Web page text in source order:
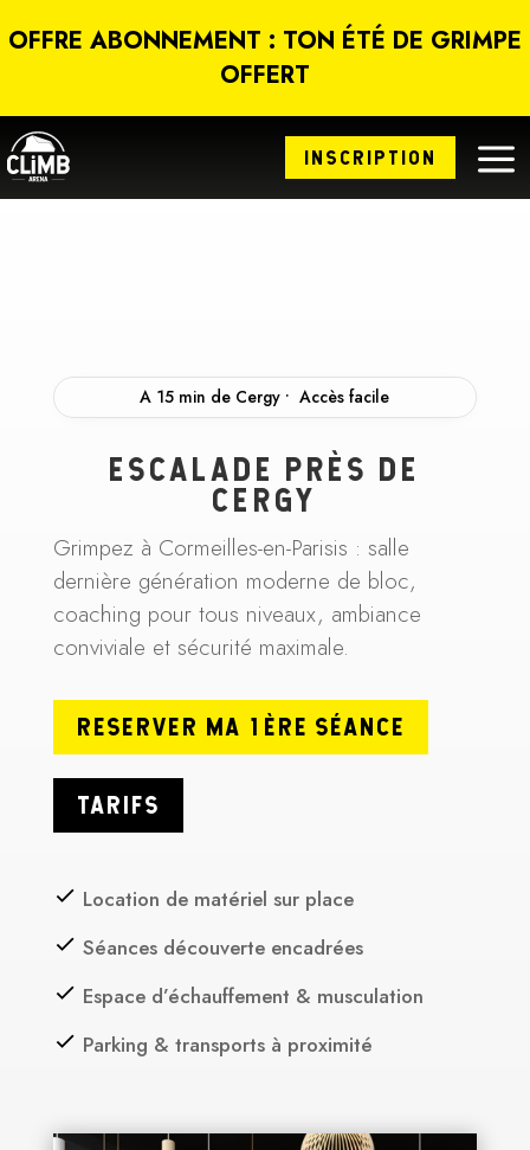
OFFRE ABONNEMENT : TON ÉTÉ DE GRIMPE
OFFERT
INSCRIPTION a
A 15 min de Cergy • Accès facile
ESCALADE PRÈS DE
CERGY
Grimpez à Cormeilles-en-Parisis : salle
dernière génération moderne de bloc,
coaching pour tous niveaux, ambiance
conviviale et sécurité maximale.
RESERVER MA 1ÈRE SÉANCE
TARIFS
Location de matériel sur place
Séances découverte encadrées
Espace d’échauffement & musculation
Parking & transports à proximité